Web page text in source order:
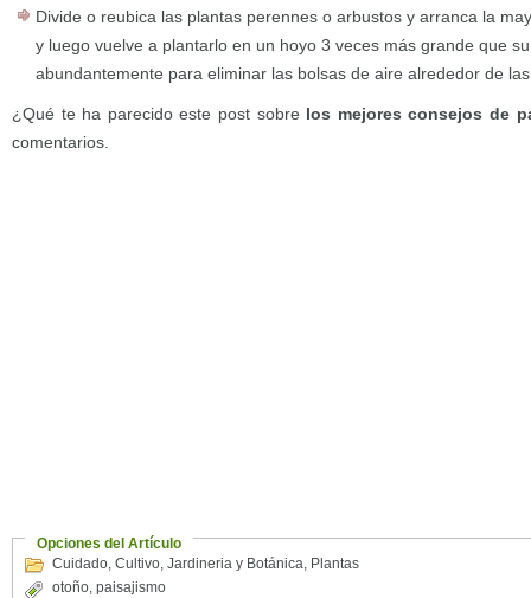
Divide o reubica las plantas perennes o arbustos y arranca la
y luego vuelve a plantarlo en un hoyo 3 veces más grande que
abundantemente para eliminar las bolsas de aire alrededor de
¿Qué te ha parecido este post sobre los mejores consejos de
comentarios.
Opciones del Artículo
Cuidado, Cultivo, Jardineria y Botánica, Plantas
otoño, paisajismo